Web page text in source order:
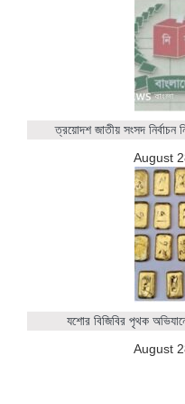
ত্রয়োদশ জাতীয় সংসদ নির্বাচন
August
যশোর বিজিবির পৃথক
August